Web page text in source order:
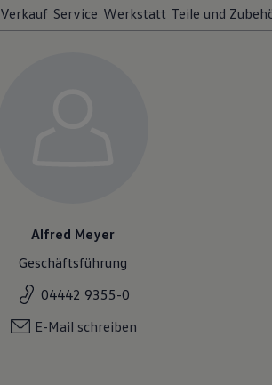
Verkauf Service Werkstatt Teile und
Alfred Meyer
Geschäftsführung
04442 9355-0
E-Mail schreiben